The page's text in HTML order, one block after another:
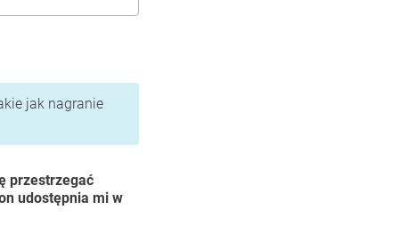
jak nagranie
przestrzegać
udostępnia mi w